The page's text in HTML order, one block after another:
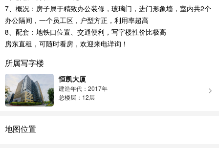
7、概况：房子属于精致办公装修，玻璃门，进门形象墙，室内共2个
办公隔间，一个员工区，户型方正，利用率超高
8、配套：地铁口位置、交通便利，写字楼性价比极高
房东直租，可随时看房，欢迎来电详询！
所属写字楼
恒凯大厦
建造年代：2017年
总楼层：12层
地图位置